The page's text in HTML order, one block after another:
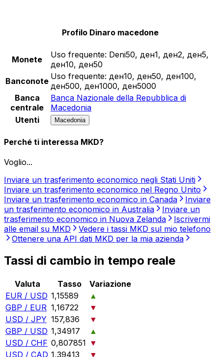
Profilo Dinaro macedone
Monete Uso frequente: Deni50, ден1, ден2, ден5,
ден10, ден50
Banconote Uso frequente: ден10, ден50, ден100,
ден500, ден1000, ден5000
Banca
centrale
Banca Nazionale della Repubblica di
Macedonia
Utenti
Macedonia
Perché ti interessa MKD?
Voglio...
Inviare un trasferimento economico negli Stati Uniti
Inviare un trasferimento economico nel Regno Unito
Inviare un trasferimento economico in Canada
Inviare
un trasferimento economico in Australia
Inviare un
trasferimento economico in Nuova Zelanda
Iscrivermi
alle email su MKD
Vedere i tassi MKD sul mio telefono
Ottenere una API dati MKD per la mia azienda
Tassi di cambio in tempo reale
Valuta Tasso
Variazione
EUR / USD 1,15589
▲
GBP / EUR 1,16722
▼
USD / JPY 157,836
▼
GBP / USD 1,34917
▲
USD / CHF 0,807851 ▼
USD / CAD 1,39413
▼